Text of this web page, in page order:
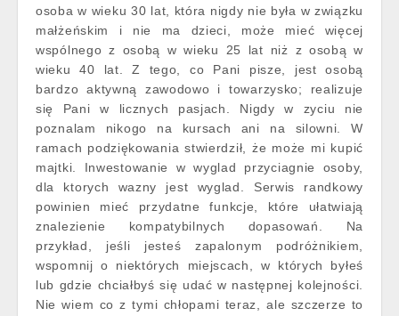
osoba w wieku 30 lat, która nigdy nie była w związku
małżeńskim i nie ma dzieci, może mieć więcej
wspólnego z osobą w wieku 25 lat niż z osobą w
wieku 40 lat. Z tego, co Pani pisze, jest osobą
bardzo aktywną zawodowo i towarzysko; realizuje
się Pani w licznych pasjach. Nigdy w zyciu nie
poznalam nikogo na kursach ani na silowni. W
ramach podziękowania stwierdził, że może mi kupić
majtki. Inwestowanie w wyglad przyciagnie osoby,
dla ktorych wazny jest wyglad. Serwis randkowy
powinien mieć przydatne funkcje, które ułatwiają
znalezienie kompatybilnych dopasowań. Na
przykład, jeśli jesteś zapalonym podróżnikiem,
wspomnij o niektórych miejscach, w których byłeś
lub gdzie chciałbyś się udać w następnej kolejności.
Nie wiem co z tymi chłopami teraz, ale szczerze to